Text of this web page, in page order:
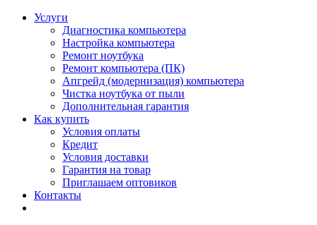
Услуги
Диагностика компьютера
Настройка компьютера
Ремонт ноутбука
Ремонт компьютера (ПК)
Апгрейд (модернизация) компьютера
Чистка ноутбука от пыли
Дополнительная гарантия
Как купить
Условия оплаты
Кредит
Условия доставки
Гарантия на товар
Приглашаем оптовиков
Контакты